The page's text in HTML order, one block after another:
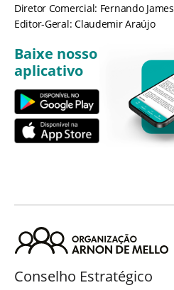
Diretor Comercial: Fernando James
Editor-Geral: Claudemir Araújo
Baixe nosso
aplicativo
Conselho Estratégico